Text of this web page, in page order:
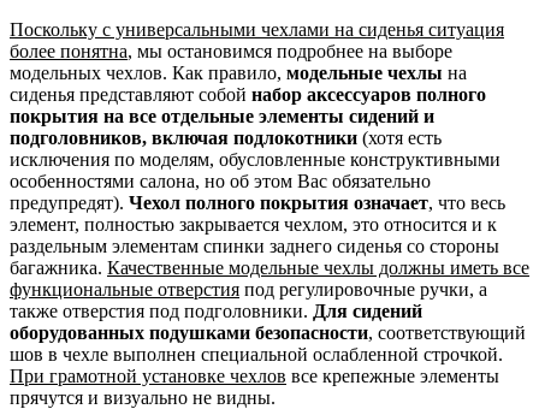
Поскольку с универсальными чехлами на сиденья ситуация
более понятна, мы остановимся подробнее на выборе
модельных чехлов. Как правило, модельные чехлы на
сиденья представляют собой набор аксессуаров полного
покрытия на все отдельные элементы сидений и
подголовников, включая подлокотники (хотя есть
исключения по моделям, обусловленные конструктивными
особенностями салона, но об этом Вас обязательно
предупредят). Чехол полного покрытия означает, что весь
элемент, полностью закрывается чехлом, это относится и к
раздельным элементам спинки заднего сиденья со стороны
багажника. Качественные модельные чехлы должны иметь все
функциональные отверстия под регулировочные ручки, а
также отверстия под подголовники. Для сидений
оборудованных подушками безопасности, соответствующий
шов в чехле выполнен специальной ослабленной строчкой.
При грамотной установке чехлов все крепежные элементы
прячутся и визуально не видны.